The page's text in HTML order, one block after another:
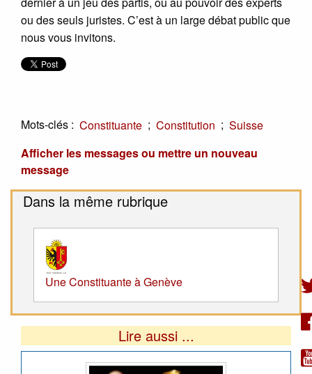
ou des seuls juristes. C’est à un large débat public que
nous vous invitons.
Mots-clés : Constituante ; Constitution ; Suisse
Afficher les messages ou mettre un nouveau
message
Dans la même rubrique
Une Constituante à Genève
Lire aussi ...